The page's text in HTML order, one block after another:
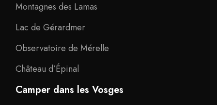
Montagnes des Lamas
Lac de Gérardmer
Observatoire de Mérelle
Château d’Épinal
Camper dans les Vosges